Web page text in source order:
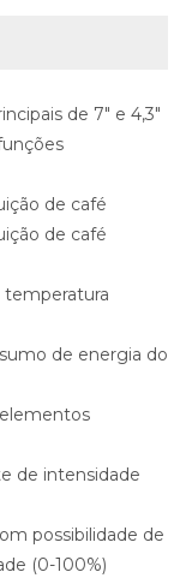
de 7" e 4,3"
de café
de café
de energia do
de intensidade
possibilidade de
(0-100%)